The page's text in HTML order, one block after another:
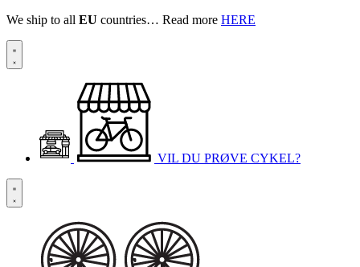
We ship to all EU countries… Read more HERE
VIL DU PRØVE CYKEL?